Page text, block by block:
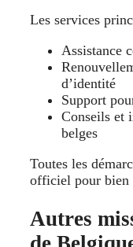
Les services
Assistance
d’identité
Support
Conseils et
belges
Toutes les
officiel pour bien
Autres